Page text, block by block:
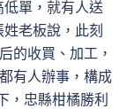
單，就有人送
老板說，此刻
的收買、加工，
有人辦事，構成
，忠縣柑橘勝利